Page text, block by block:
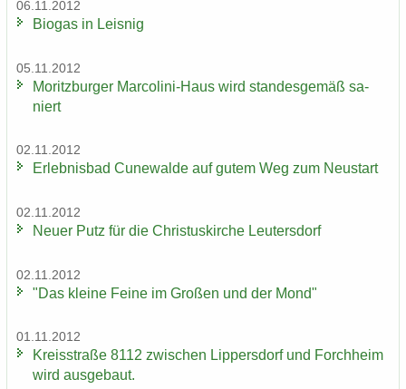
06.11.2012
Bio­gas in Leis­nig
05.11.2012
Mo­ritz­bur­ger Marcolini-​Haus wird stan­des­ge­mäß sa­
niert
02.11.2012
Er­leb­nis­bad Cu­n­e­wal­de auf gutem Weg zum Neu­start
02.11.2012
Neuer Putz für die Chris­tus­kir­che Leu­ters­dorf
02.11.2012
"Das klei­ne Feine im Gro­ßen und der Mond"
01.11.2012
Kreis­stra­ße 8112 zwi­schen Lip­pers­dorf und Forch­heim
wird aus­ge­baut.